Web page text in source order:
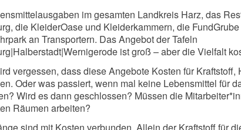
im gesamten Landkreis Harz, das
die KleiderOase und Kleiderkammern, die
an Transportern. Das Angebot der Tafeln
ist groß – aber die Vielfalt
vergessen, dass diese Angebote Kosten für Kraftstoff,
Oder was passiert, wenn mal keine Lebensmittel für
Wird es dann geschlossen? Müssen die
Räumen arbeiten?
sind mit Kosten verbunden. Allein der Kraftstoff für